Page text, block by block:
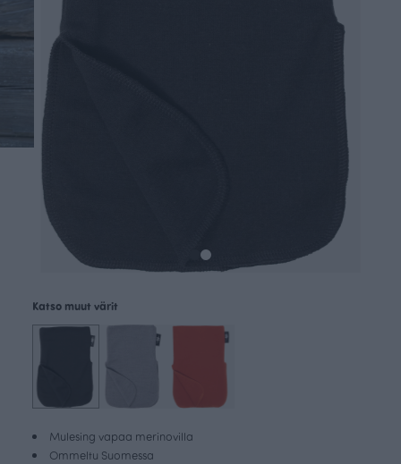
Mulesing vapaa merinovilla
Ommeltu Suomessa
Katso muut värit